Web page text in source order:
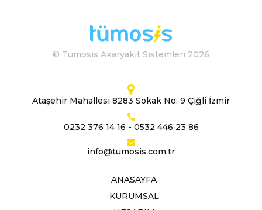
© Tümosis Akaryakıt Sistemleri 2026
Ataşehir Mahallesi 8283 Sokak No: 9 Çiğli İzmir
0232 376 14 16 - 0532 446 23 86
info@tumosis.com.tr
ANASAYFA
KURUMSAL